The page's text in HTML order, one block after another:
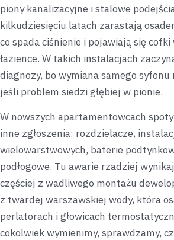
piony kanalizacyjne i stalowe
kilkudziesięciu latach zarastają
co spada ciśnienie i pojawiają się
łazience. W takich instalacjach
diagnozy, bo wymiana samego syfonu
jeśli problem siedzi głębiej w pionie.
W nowszych apartamentowcach
inne zgłoszenia: rozdzielacze,
wielowarstwowych, baterie
podłogowe. Tu awarie rzadziej
częściej z wadliwego montażu
z twardej warszawskiej wody, która
perlatorach i głowicach
cokolwiek wymienimy, sprawdzamy,